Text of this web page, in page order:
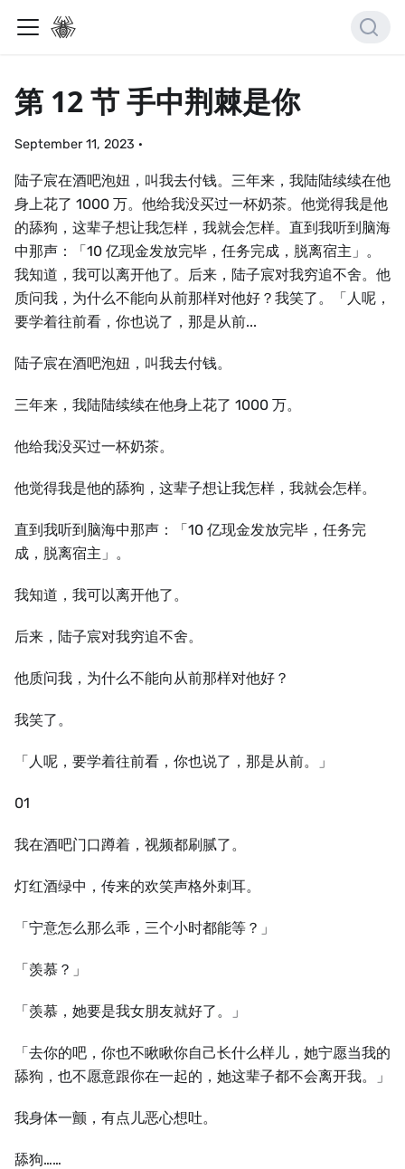
第 12 节 手中荆棘是你
September 11, 2023 ·
陆子宸在酒吧泡妞，叫我去付钱。三年来，我陆陆续续在他
身上花了 1000 万。他给我没买过一杯奶茶。他觉得我是他
的舔狗，这辈子想让我怎样，我就会怎样。直到我听到脑海
中那声：「10 亿现金发放完毕，任务完成，脱离宿主」。
我知道，我可以离开他了。后来，陆子宸对我穷追不舍。他
质问我，为什么不能向从前那样对他好？我笑了。「人呢，
要学着往前看，你也说了，那是从前...
陆子宸在酒吧泡妞，叫我去付钱。
三年来，我陆陆续续在他身上花了 1000 万。
他给我没买过一杯奶茶。
他觉得我是他的舔狗，这辈子想让我怎样，我就会怎样。
直到我听到脑海中那声：「10 亿现金发放完毕，任务完
成，脱离宿主」。
我知道，我可以离开他了。
后来，陆子宸对我穷追不舍。
他质问我，为什么不能向从前那样对他好？
我笑了。
「人呢，要学着往前看，你也说了，那是从前。」
01
我在酒吧门口蹲着，视频都刷腻了。
灯红酒绿中，传来的欢笑声格外刺耳。
「宁意怎么那么乖，三个小时都能等？」
「羡慕？」
「羡慕，她要是我女朋友就好了。」
「去你的吧，你也不瞅瞅你自己长什么样儿，她宁愿当我的
舔狗，也不愿意跟你在一起的，她这辈子都不会离开我。」
我身体一颤，有点儿恶心想吐。
舔狗……